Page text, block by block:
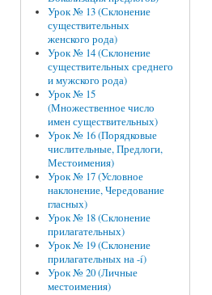
Урок № 13 (Склонение
существительных
женского рода)
Урок № 14 (Склонение
существительных среднего
и мужского рода)
Урок № 15
(Множественное число
имен существительных)
Урок № 16 (Порядковые
числительные, Предлоги,
Местоимения)
Урок № 17 (Условное
наклонение, Чередование
гласных)
Урок № 18 (Склонение
прилагательных)
Урок № 19 (Склонение
прилагательных на -í)
Урок № 20 (Личные
местоимения)